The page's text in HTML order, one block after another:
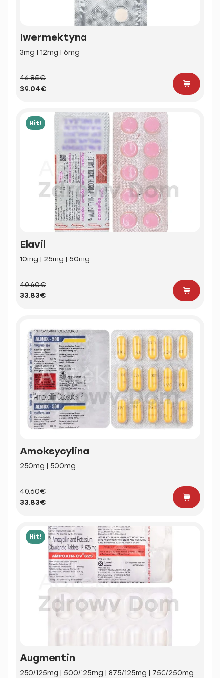
Iwermektyna
3mg | 12mg | 6mg
46.85€
39.04€
Hit!
Elavil
10mg | 25mg | 50mg
40.60€
33.83€
Amoksycylina
250mg | 500mg
40.60€
33.83€
Hit!
Augmentin
250/125mg | 500/125mg | 875/125mg | 750/250mg